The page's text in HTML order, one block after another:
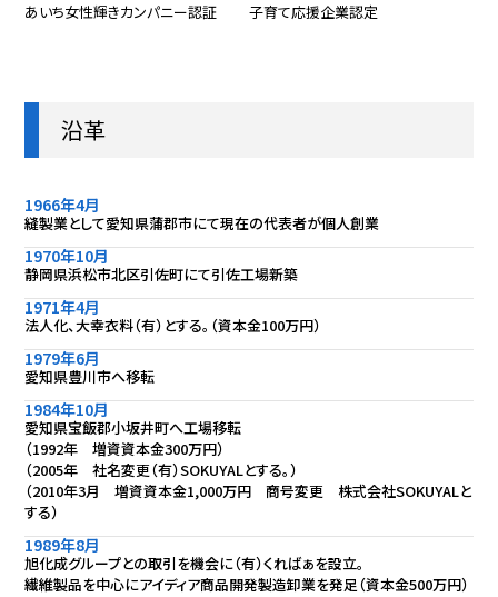
あいち女性輝きカンパニー認証 子育て応援企業認定
沿革
1966年4月
縫製業として愛知県蒲郡市にて現在の代表者が個人創業
1970年10月
静岡県浜松市北区引佐町にて引佐工場新築
1971年4月
法人化、大幸衣料（有）とする。（資本金100万円）
1979年6月
愛知県豊川市へ移転
1984年10月
愛知県宝飯郡小坂井町へ工場移転
（1992年 増資資本金300万円）
（2005年 社名変更（有）SOKUYALとする。）
（2010年3月 増資資本金1,000万円 商号変更 株式会社SOKUYALと
する）
1989年8月
旭化成グループとの取引を機会に（有）くればぁを設立。
繊維製品を中心にアイディア商品開発製造卸業を発足（資本金500万円）